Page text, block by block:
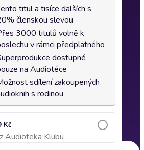
titul a tisíce dalších s
členskou slevou
3000 titulů volně k
v rámci předplatného
dostupné
na Audiotéce
sdílení zakoupených
s rodinou
Kč
Audioteka Klubu
Přidat do košíku